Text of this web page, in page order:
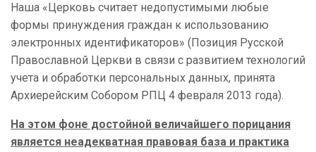
Наша «Церковь считает недопустимыми любые
формы принуждения граждан к использованию
электронных идентификаторов» (Позиция Русской
Православной Церкви в связи с развитием технологий
учета и обработки персональных данных, принята
Архиерейским Собором РПЦ 4 февраля 2013 года).
На этом фоне достойной величайшего порицания
является неадекватная правовая база и практика